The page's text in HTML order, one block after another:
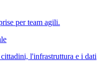
per team agili.
l'infrastruttura e i dati